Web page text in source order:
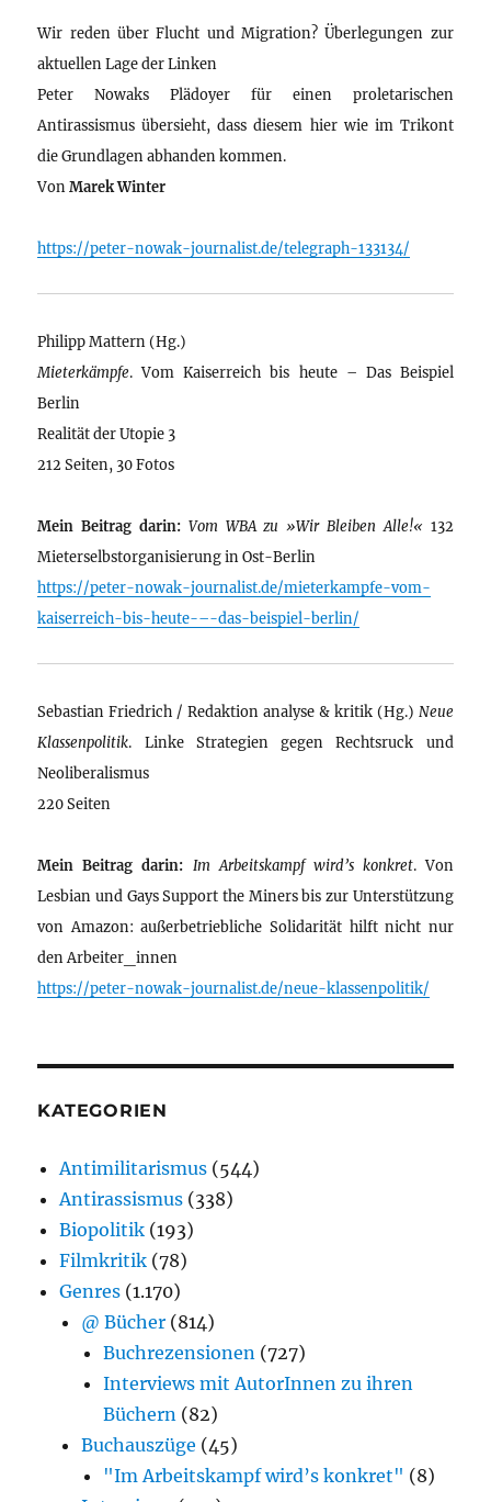
Wir reden über Flucht und Migration? Überlegungen zur
aktuellen Lage der Linken
Peter Nowaks Plädoyer für einen proletarischen
Antirassismus übersieht, dass diesem hier wie im Trikont
die Grundlagen abhanden kommen.
VonMarek Winter
https://peter-nowak-journalist.de/telegraph-133134/
Philipp Mattern (Hg.)
Mieterkämpfe. Vom Kaiserreich bis heute – Das Beispiel
Berlin
Realität der Utopie 3
212 Seiten, 30 Fotos
Mein Beitrag darin: Vom WBA zu »Wir Bleiben Alle!« 132
Mieterselbstorganisierung in Ost-Berlin
https://peter-nowak-journalist.de/mieterkampfe-vom-
kaiserreich-bis-heute-–-das-beispiel-berlin/
Sebastian Friedrich / Redaktion analyse & kritik (Hg.) Neue
Klassenpolitik. Linke Strategien gegen Rechtsruck und
Neoliberalismus
220 Seiten
Mein Beitrag darin: Im Arbeitskampf wird’s konkret. Von
Lesbian und Gays Support the Miners bis zur Unterstützung
von Amazon: außerbetriebliche Solidarität hilft nicht nur
den Arbeiter_innen
https://peter-nowak-journalist.de/neue-klassenpolitik/
KATEGORIEN
Antimilitarismus (544)
Antirassismus (338)
Biopolitik (193)
Filmkritik (78)
Genres (1.170)
@ Bücher (814)
Buchrezensionen (727)
Interviews mit AutorInnen zu ihren
Büchern (82)
Buchauszüge (45)
"Im Arbeitskampf wird’s konkret" (8)